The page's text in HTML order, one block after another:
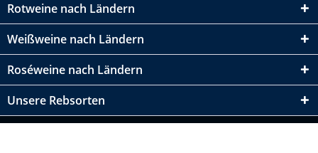
Rotweine nach Ländern
Weißweine nach Ländern
Roséweine nach Ländern
Unsere Rebsorten